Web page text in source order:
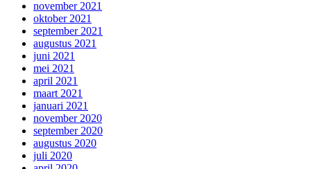
november 2021
oktober 2021
september 2021
augustus 2021
juni 2021
mei 2021
april 2021
maart 2021
januari 2021
november 2020
september 2020
augustus 2020
juli 2020